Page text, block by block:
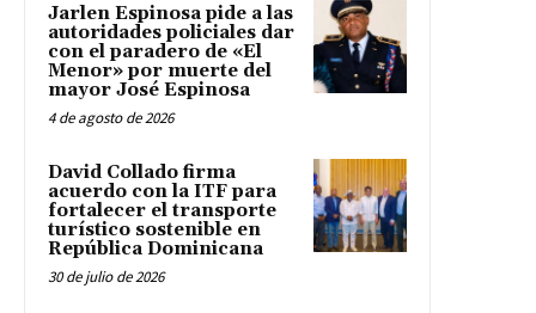
Jarlen Espinosa pide a las
autoridades policiales dar
con el paradero de «El
Menor» por muerte del
mayor José Espinosa
4 de agosto de 2026
David Collado firma
acuerdo con la ITF para
fortalecer el transporte
turístico sostenible en
República Dominicana
30 de julio de 2026